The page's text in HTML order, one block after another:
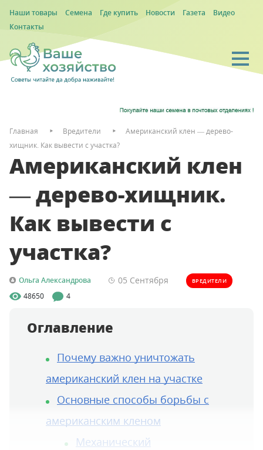
Наши товары Семена Где купить Новости Газета
Видео
Контакты
Главная Вредители
Американский клен — дерево-
хищник. Как вывести с участка?
Американский клен
— дерево-хищник.
Как вывести с
участка?
Ольга Александрова 05 Сентября ВРЕДИТЕЛИ
48650 4
Оглавление
Почему важно уничтожать
американский клен на участке
Основные способы борьбы с
американским кленом
Механический